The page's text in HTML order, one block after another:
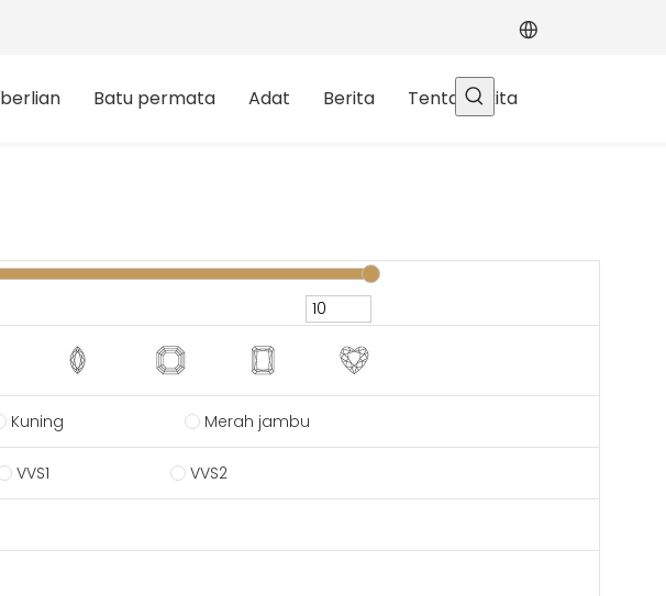
berlian Batu permata Adat Berita Tentang kita
Kuning Merah jambu
VVS1 VVS2